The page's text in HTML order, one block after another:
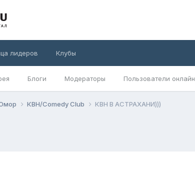
Блоги Модераторы Пользователи онлайн
лидеров Клубы
КВН/Comedy Club КВН В АСТРАХАНИ)))